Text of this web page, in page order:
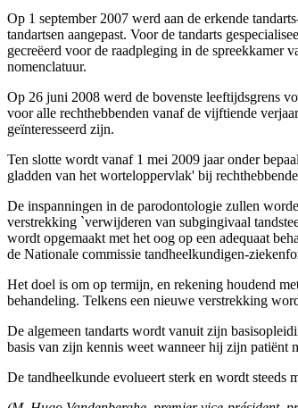
Op 1 september 2007 werd aan de erkende
tandartsen aangepast. Voor de tandarts
gecreëerd voor de raadpleging in de spreekkamer
nomenclatuur.
Op 26 juni 2008 werd de bovenste leeftijdsgrens
voor alle rechthebbenden vanaf de vijftiende
geïnteresseerd zijn.
Ten slotte wordt vanaf 1 mei 2009 jaar onder
gladden van het worteloppervlak' bij
De inspanningen in de parodontologie zullen
verstrekking `verwijderen van subgingivaal
wordt opgemaakt met het oog op een adequaat
de Nationale commissie tandheelkundigen-
Het doel is om op termijn, en rekening houdend
behandeling. Telkens een nieuwe verstrekking
De algemeen tandarts wordt vanuit zijn
basis van zijn kennis weet wanneer hij zijn patiënt
De tandheelkunde evolueert sterk en wordt